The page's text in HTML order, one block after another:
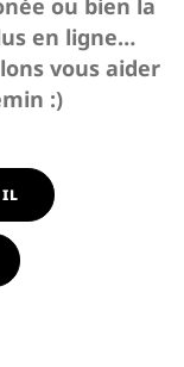
ou bien la
en ligne…
vous aider
:)